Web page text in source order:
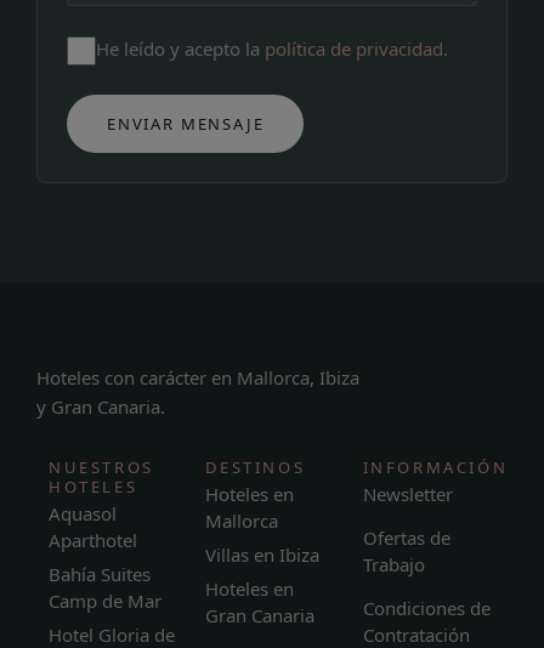
He leído y acepto la política de privacidad.
ENVIAR MENSAJE
Hoteles con carácter en Mallorca, Ibiza
y Gran Canaria.
NUESTROS
HOTELES
Aquasol
Aparthotel
Bahía Suites
Camp de Mar
Hotel Gloria de
DESTINOS
Hoteles en
Mallorca
Villas en Ibiza
Hoteles en
Gran Canaria
INFORMACIÓN
Newsletter
Ofertas de
Trabajo
Condiciones de
Contratación